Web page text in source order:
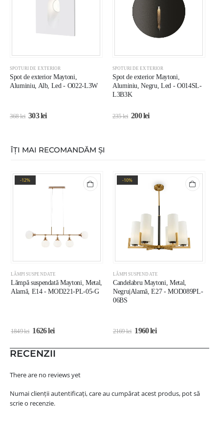
SPOTURI DE EXTERIOR
Spot de exterior Maytoni,
Aluminiu, Alb, Led - O022-L3W
368lei 303lei
SPOTURI DE EXTERIOR
Spot de exterior Maytoni,
Aluminiu, Negru, Led - O014SL-
L3B3K
235lei 200lei
ÎȚI MAI RECOMANDĂM ȘI
-12%
LĂMPI SUSPENDATE
Lămpă suspendată Maytoni, Metal,
Alamă, E14 - MOD221-PL-05-G
1849lei 1626lei
-10%
LĂMPI SUSPENDATE
Candelabru Maytoni, Metal,
Negru|Alamă, E27 - MOD089PL-
06BS
2169lei 1960lei
RECENZII
There are no reviews yet
Numai clienții autentificați, care au cumpărat acest produs, pot să
scrie o recenzie.